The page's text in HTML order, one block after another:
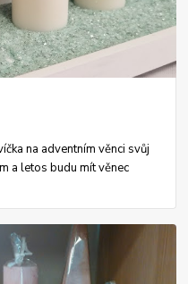
na adventním věnci svůj
a letos budu mít věnec